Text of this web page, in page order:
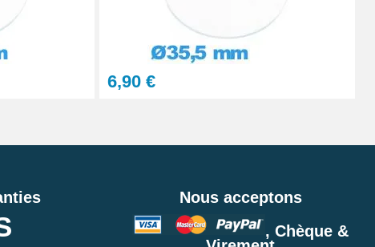
6,90 €
Nous acceptons
, Chèque &